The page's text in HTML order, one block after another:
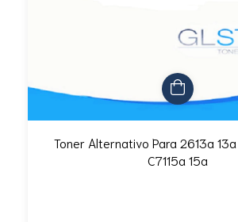
Toner Alternativo Para 2613a
C7115a 15a